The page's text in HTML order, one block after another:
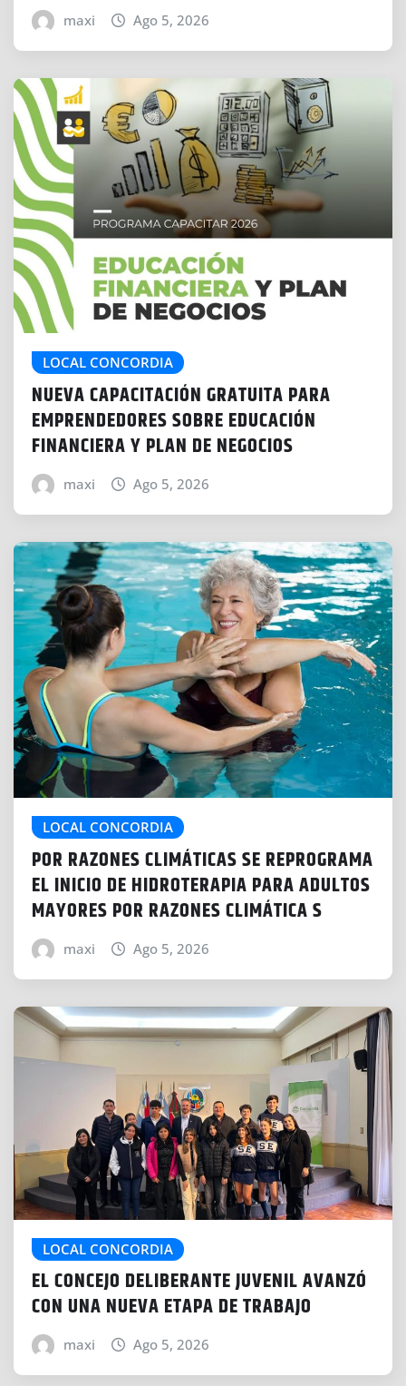
maxi Ago 5, 2026
LOCAL CONCORDIA
NUEVA CAPACITACIÓN GRATUITA PARA
EMPRENDEDORES SOBRE EDUCACIÓN
FINANCIERA Y PLAN DE NEGOCIOS
maxi Ago 5, 2026
LOCAL CONCORDIA
POR RAZONES CLIMÁTICAS SE REPROGRAMA
EL INICIO DE HIDROTERAPIA PARA ADULTOS
MAYORES POR RAZONES CLIMÁTICA S
maxi Ago 5, 2026
LOCAL CONCORDIA
EL CONCEJO DELIBERANTE JUVENIL AVANZÓ
CON UNA NUEVA ETAPA DE TRABAJO
maxi Ago 5, 2026